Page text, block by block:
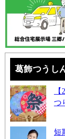
葛飾つうし
つ
短